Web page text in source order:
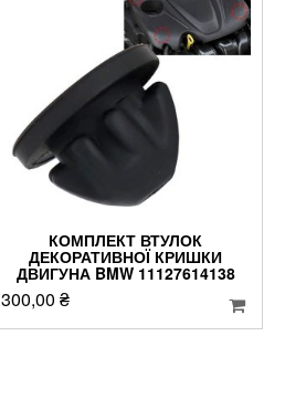
КОМПЛЕКТ ВТУЛОК
ДЕКОРАТИВНОЇ КРИШКИ
ДВИГУНА BMW 11127614138
300,00 ₴